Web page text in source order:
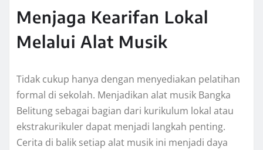
Menjaga Kearifan Lokal
Melalui Alat Musik
Tidak cukup hanya dengan menyediakan pelatihan
formal di sekolah. Menjadikan alat musik Bangka
Belitung sebagai bagian dari kurikulum lokal atau
ekstrakurikuler dapat menjadi langkah penting.
Cerita di balik setiap alat musik ini menjadi daya